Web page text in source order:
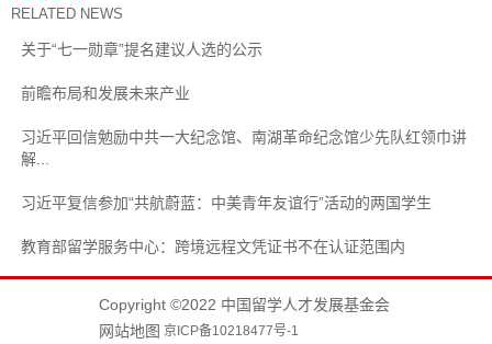
RELATED NEWS
关于“七一勋章”提名建议人选的公示
前瞻布局和发展未来产业
习近平回信勉励中共一大纪念馆、南湖革命纪念馆少先队红领巾讲
解...
习近平复信参加“共航蔚蓝：中美青年友谊行”活动的两国学生
教育部留学服务中心：跨境远程文凭证书不在认证范围内
Copyright ©2022 中国留学人才发展基金会
网站地图 京ICP备10218477号-1